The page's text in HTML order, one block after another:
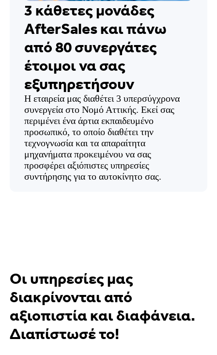
3 κάθετες μονάδες
AfterSales και πάνω
από 80 συνεργάτες
έτοιμοι να σας
εξυπηρετήσουν
Η εταιρεία μας διαθέτει 3 υπερσύγχρονα
συνεργεία στο Νομό Αττικής. Εκεί σας
περιμένει ένα άρτια εκπαιδευμένο
προσωπικό, το οποίο διαθέτει την
τεχνογνωσία και τα απαραίτητα
μηχανήματα προκειμένου να σας
προσφέρει αξιόπιστες υπηρεσίες
συντήρησης για το αυτοκίνητο σας.
Οι υπηρεσίες μας
διακρίνονται από
αξιοπιστία και διαφάνεια.
Διαπίστωσέ το!